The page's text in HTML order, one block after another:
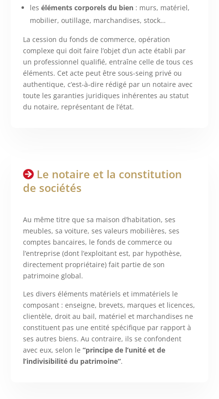
leséléments corporels du bien : murs, matériel,
mobilier, outillage, marchandises, stock…
La cession du fonds de commerce, opération
complexe qui doit faire l’objet d’un acte établi par
un professionnel qualifié, entraîne celle de tous ces
éléments. Cet acte peut être sous-seing privé ou
authentique, c’est-à-dire rédigé par un notaire avec
toute les garanties juridiques inhérentes au statut
du notaire, représentant de l’état.
Le notaire et la constitution
de sociétés
Au même titre que sa maison d’habitation, ses
meubles, sa voiture, ses valeurs mobilières, ses
comptes bancaires, le fonds de commerce ou
l’entreprise (dont l’exploitant est, par hypothèse,
directement propriétaire) fait partie de son
patrimoine global.
Les divers éléments matériels et immatériels le
composant : enseigne, brevets, marques et licences,
clientèle, droit au bail, matériel et marchandises ne
constituent pas une entité spécifique par rapport à
ses autres biens. Au contraire, ils se confondent
avec eux, selon le“principe de l’unité et de
l’indivisibilité du patrimoine”.